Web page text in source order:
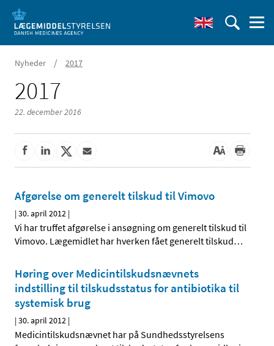
Nyheder / 2017
2017
22. december 2016
Afgørelse om generelt tilskud til Vimovo
|30. april 2012 |
Vi har truffet afgørelse i ansøgning om generelt tilskud til
Vimovo. Lægemidlet har hverken fået generelt tilskud…
Høring over Medicintilskudsnævnets
indstilling til tilskudsstatus for antibiotika til
systemisk brug
|30. april 2012 |
Medicintilskudsnævnet har på Sundhedsstyrelsens